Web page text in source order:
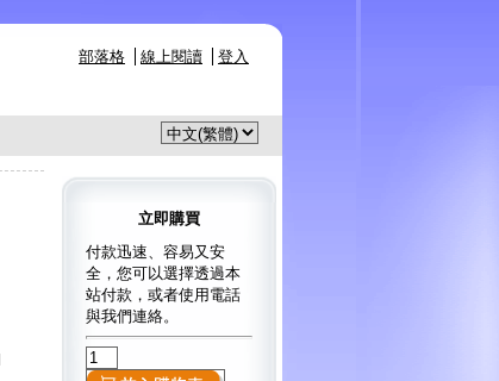
部落格 線上閱讀 登入
立即購買
付款迅速、容易又安
全，您可以選擇透過本
站付款，或者使用電話
與我們連絡。